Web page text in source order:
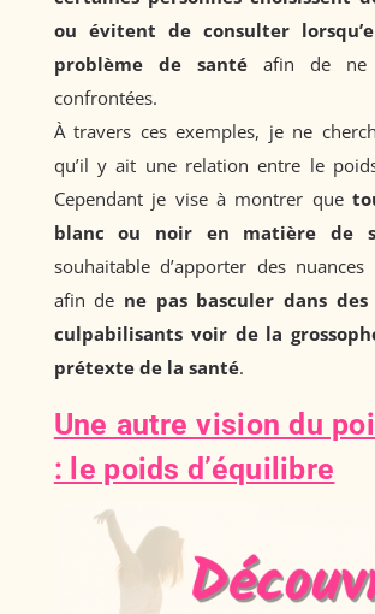
ou évitent de consulter
problème de santéafin de ne
confrontées.
À travers ces exemples, je ne
qu’il y ait une relation entre le
Cependant je vise à montrer que
blanc ou noir en matière de
souhaitable d’apporter des
afin de ne pas basculer dans des
culpabilisants voir de la
prétexte de la santé.
Une autre vision du
: le poids d’équilibre